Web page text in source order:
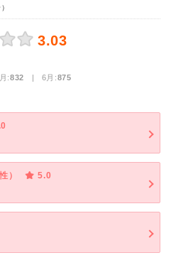
3.03
:832 | 6月:875
）
5.0